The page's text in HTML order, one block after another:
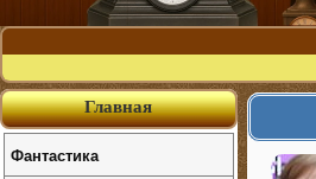
Главная
Фантастика